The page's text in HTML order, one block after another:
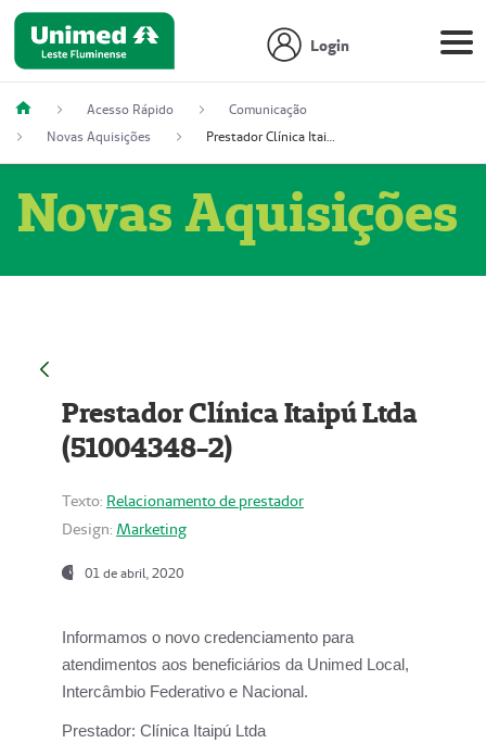
Login
Acesso Rápido
Comunicação
Novas Aquisições
Prestador Clínica Itaipú Ltda (51004348-2)
Novas Aquisições
Prestador Clínica Itaipú Ltda
(51004348-2)
Texto: Relacionamento de prestador
Design: Marketing
01 de abril, 2020
Informamos o novo credenciamento para
atendimentos aos beneficiários da Unimed Local,
Intercâmbio Federativo e Nacional.
Prestador: Clínica Itaipú Ltda